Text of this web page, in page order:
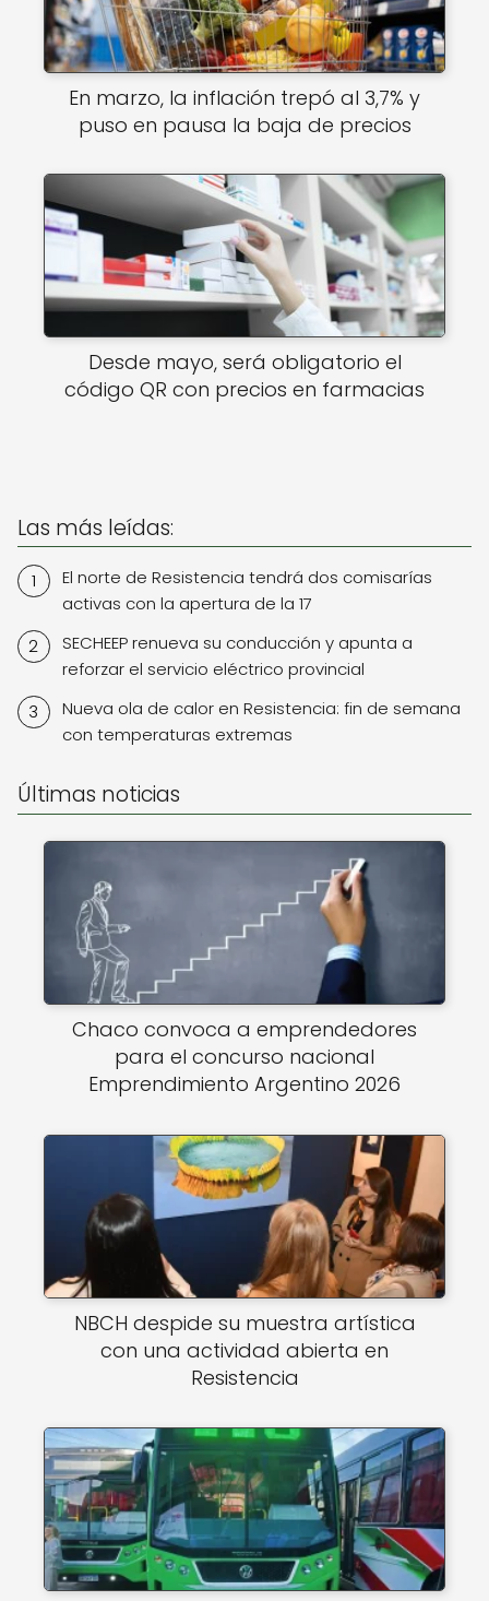
En marzo, la inflación trepó al 3,7% y
puso en pausa la baja de precios
Desde mayo, será obligatorio el
código QR con precios en farmacias
Las más leídas:
El norte de Resistencia tendrá dos comisarías
activas con la apertura de la 17
SECHEEP renueva su conducción y apunta a
reforzar el servicio eléctrico provincial
Nueva ola de calor en Resistencia: fin de semana
con temperaturas extremas
Últimas noticias
Chaco convoca a emprendedores
para el concurso nacional
Emprendimiento Argentino 2026
NBCH despide su muestra artística
con una actividad abierta en
Resistencia